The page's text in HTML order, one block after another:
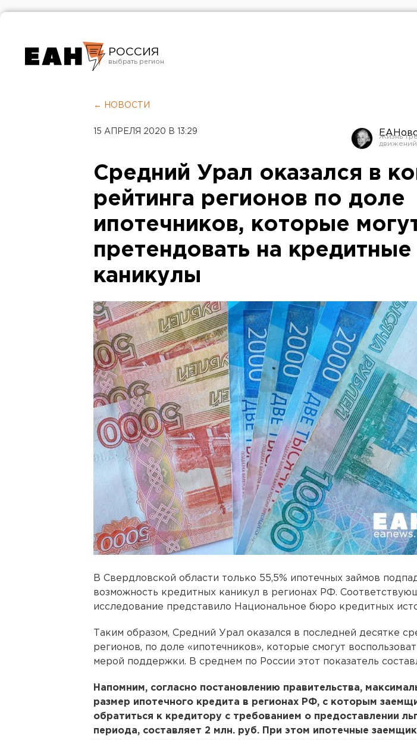
РОССИЯ
Челябинск
← НОВОСТИ
15 АПРЕЛЯ 2020 В 13:29
Средний Урал оказался в
рейтинга регионов по доле
ипотечников, которые
претендовать на кредитные
каникулы
В Свердловской области только 55,5% ипотечных займов
возможность кредитных каникул в регионах РФ.
исследование представило Национальное бюро кредитных
Таким образом, Средний Урал оказался в последней десятке
регионов, по доле «ипотечников», которые смогут
мерой поддержки. В среднем по России этот показатель
Напомним, согласно постановлению правительства,
размер ипотечного кредита в регионах РФ, с которым
обратиться к кредитору с требованием о предоставлении
периода, составляет 2 млн. руб. При этом ипотечные